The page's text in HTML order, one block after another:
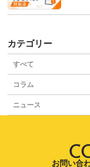
カテゴリー
すべて
コラム
ニュース
お問い合